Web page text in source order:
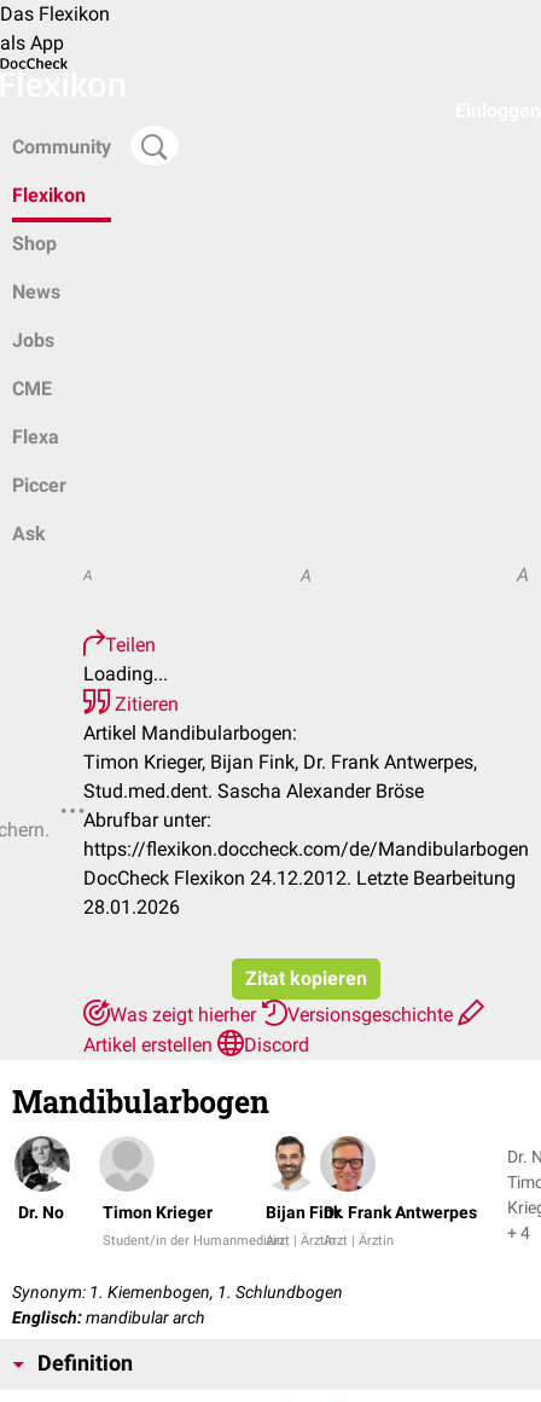
Das Flexikon
als App
Community
Flexikon
Shop
News
Jobs
CME
Flexa
Piccer
Ask
A A A
Teilen
Loading...
Zitieren
Artikel Mandibularbogen:
Timon Krieger, Bijan Fink, Dr. Frank Antwerpes,
Stud.med.dent. Sascha Alexander Bröse
Abrufbar unter:
https://flexikon.doccheck.com/de/Mandibularbogen
DocCheck Flexikon 24.12.2012. Letzte Bearbeitung
28.01.2026
Zitat kopieren
Was zeigt hierher
Versionsgeschichte
Artikel erstellen
Discord
Mandibularbogen
Dr. No Timon Krieger
Student/in der Humanmedizin
Bijan Fink
Arzt | Ärztin
Dr. Frank Antwerpes
Arzt | Ärztin
Dr.
+ 4
Synonym: 1. Kiemenbogen, 1. Schlundbogen
Englisch:mandibular arch
Definition